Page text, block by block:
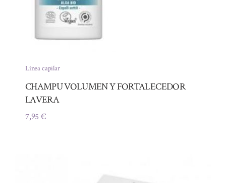
Línea capilar
CHAMPU VOLUMEN Y FORTALECEDOR
LAVERA
7,95€